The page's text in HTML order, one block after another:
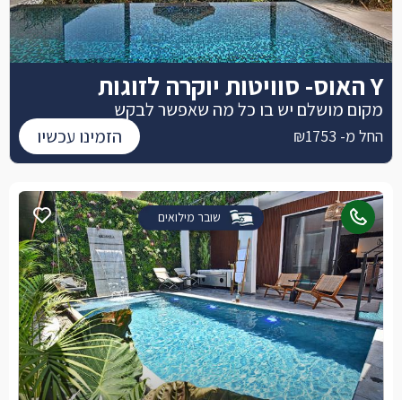
שובר מילואים
Y האוס- סוויטות יוקרה לזוגות
מקום מושלם יש בו כל מה שאפשר לבקש
החל מ- ₪1753 הזמינו עכשיו